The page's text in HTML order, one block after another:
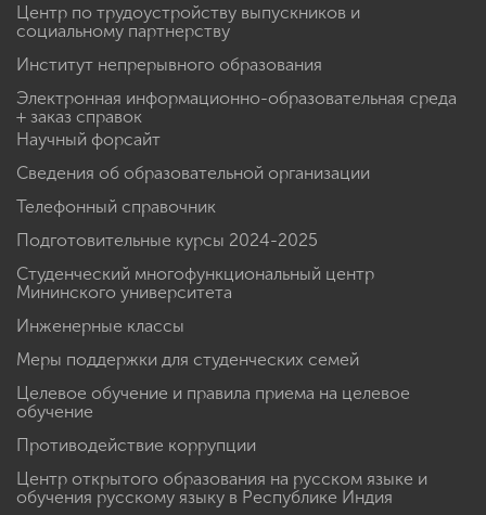
Центр по трудоустройству выпускников и
социальному партнерству
Институт непрерывного образования
Электронная информационно-образовательная среда
+ заказ справок
Научный форсайт
Сведения об образовательной организации
Телефонный справочник
Подготовительные курсы 2024-2025
Студенческий многофункциональный центр
Мининского университета
Инженерные классы
Меры поддержки для студенческих семей
Целевое обучение и правила приема на целевое
обучение
Противодействие коррупции
Центр открытого образования на русском языке и
обучения русскому языку в Республике Индия